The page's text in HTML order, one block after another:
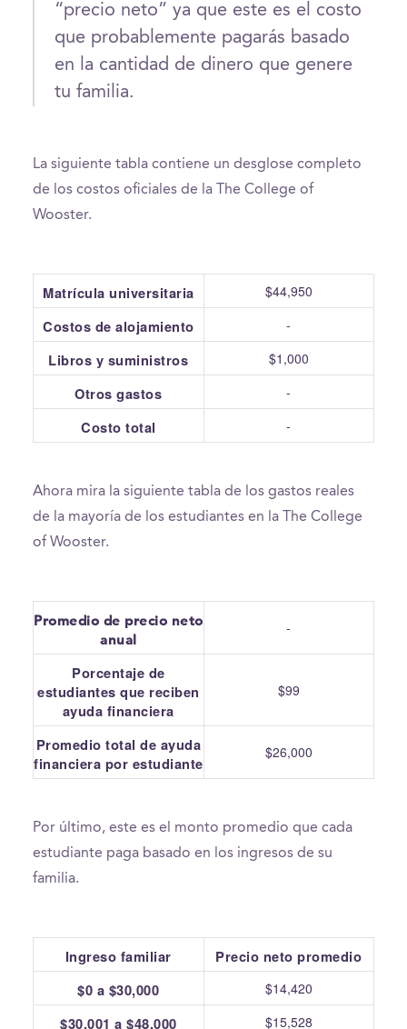
“precio neto” ya que este es el costo
que probablemente pagarás basado
en la cantidad de dinero que genere
tu familia.
La siguiente tabla contiene un desglose completo
de los costos oficiales de la The College of
Wooster.
Matrícula universitaria $44,950
Costos de alojamiento -
Libros y suministros $1,000
Otros gastos -
Costo total -
Ahora mira la siguiente tabla de los gastos reales
de la mayoría de los estudiantes en la The College
of Wooster.
Promedio de precio neto
anual
-
Porcentaje de
estudiantes que reciben
ayuda financiera
$99
Promedio total de ayuda
financiera por estudiante
$26,000
Por último, este es el monto promedio que cada
estudiante paga basado en los ingresos de su
familia.
Ingreso familiar
Precio neto promedio
$0 a $30,000
$14,420
$30,001 a $48,000 $15,528